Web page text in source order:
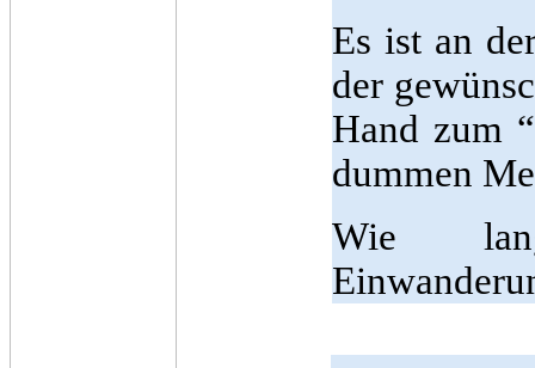
Es ist an
der
Hand zum
dummen
Wie